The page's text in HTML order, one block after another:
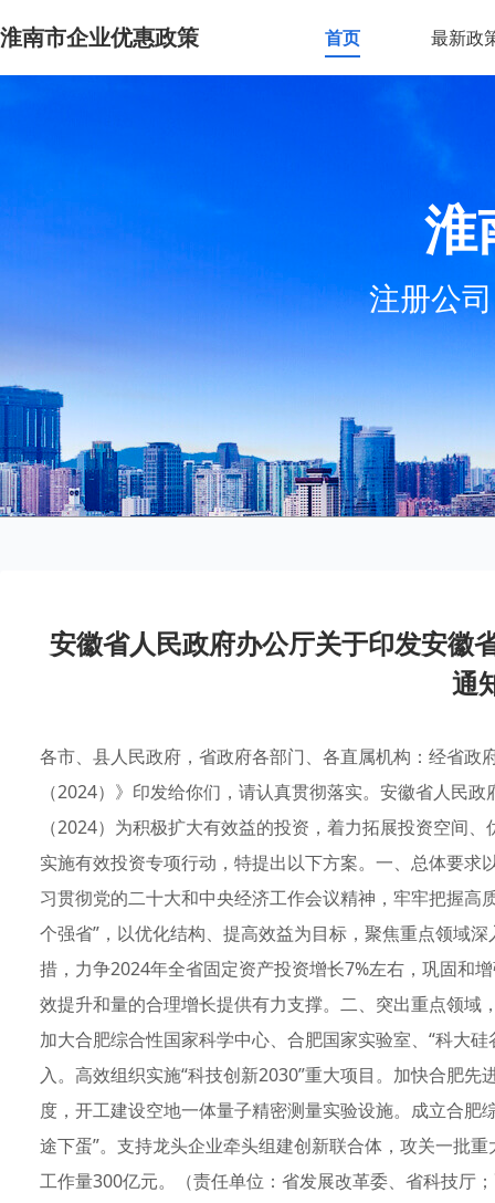
淮南市企业优惠政策 首页 最新政
淮
注册公
安徽省人民政府办公厅关于印发安徽
通
各市、县人民政府，省政府各部门、各直属机构：经省政
（2024）》印发给你们，请认真贯彻落实。安徽省人民
（2024）为积极扩大有效益的投资，着力拓展投资空间
实施有效投资专项行动，特提出以下方案。一、总体要
习贯彻党的二十大和中央经济工作会议精神，牢牢把握高
个强省”，以优化结构、提高效益为目标，聚焦重点领域
措，力争2024年全省固定资产投资增长7%左右，巩固和
效提升和量的合理增长提供有力支撑。二、突出重点领
加大合肥综合性国家科学中心、合肥国家实验室、“科大
入。高效组织实施“科技创新2030”重大项目。加快合肥
度，开工建设空地一体量子精密测量实验设施。成立合
途下蛋”。支持龙头企业牵头组建创新联合体，攻关一批
工作量300亿元。（责任单位：省发展改革委、省科技厅